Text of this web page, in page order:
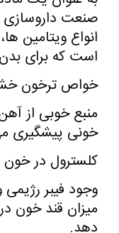
صنعت داروسازی
انواع ویتامین
است که برای
خواص ترخون
منبع خوبی از
خونی پیشگیری
کلسترول در
وجود فیبر رژیمی
میزان قند خون
دهد.